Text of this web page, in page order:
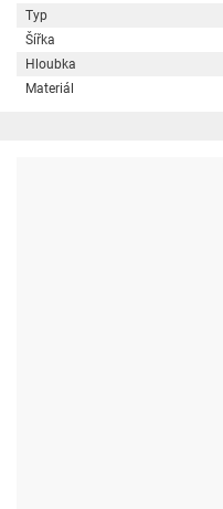
Typ
Šířka
Hloubka
Materiál